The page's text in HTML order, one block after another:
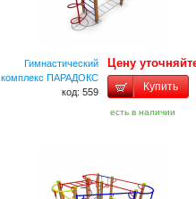
Гимнастический
комплекс ПАРАДОКС
код: 559
Цену
Купить
есть в наличии